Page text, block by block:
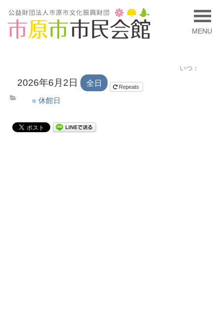
MENU
いつ：
2026年6月2日 全日 Repeats
休館日